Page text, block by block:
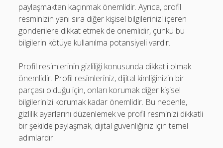
paylaşmaktan kaçınmak önemlidir. Ayrıca, profil
resminizin yanı sıra diğer kişisel bilgilerinizi içeren
gönderilere dikkat etmek de önemlidir, çünkü bu
bilgilerin kötüye kullanılma potansiyeli vardır.
Profil resimlerinin gizliliği konusunda dikkatli olmak
önemlidir. Profil resimleriniz, dijital kimliğinizin bir
parçası olduğu için, onları korumak diğer kişisel
bilgilerinizi korumak kadar önemlidir. Bu nedenle,
gizlilik ayarlarını düzenlemek ve profil resminizi dikkatli
bir şekilde paylaşmak, dijital güvenliğiniz için temel
adımlardır.